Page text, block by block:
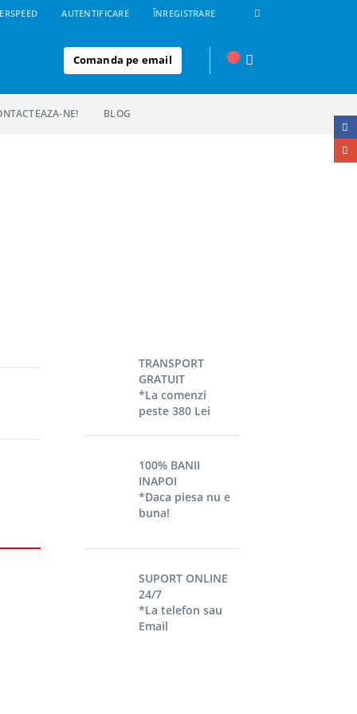
AUTENTIFICARE ÎNREGISTRARE
Comanda pe email
NE! BLOG
TRANSPORT
GRATUIT
*La comenzi
peste 380 Lei
100% BANII
INAPOI
*Daca piesa nu e
buna!
SUPORT ONLINE
24/7
*La telefon sau
Email